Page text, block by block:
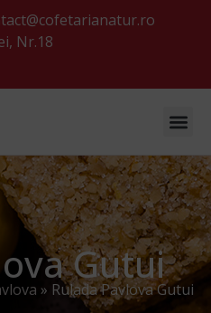
Nr.18
Gutui
» Rulada Pavlova Gutui